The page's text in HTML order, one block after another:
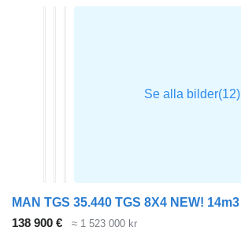
138 900 € ≈ 1 523 000 kr